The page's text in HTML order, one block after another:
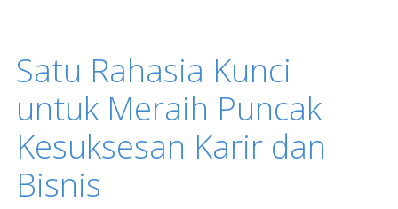
Satu Rahasia Kunci
untuk Meraih Puncak
Kesuksesan Karir dan
Bisnis